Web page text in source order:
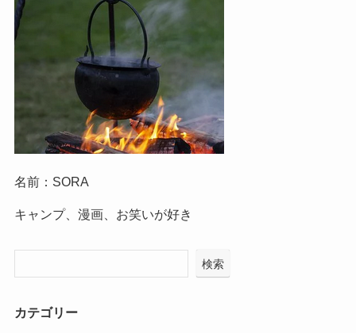
名前：SORA
キャンプ、漫画、お笑いが好き
検索
カテゴリー